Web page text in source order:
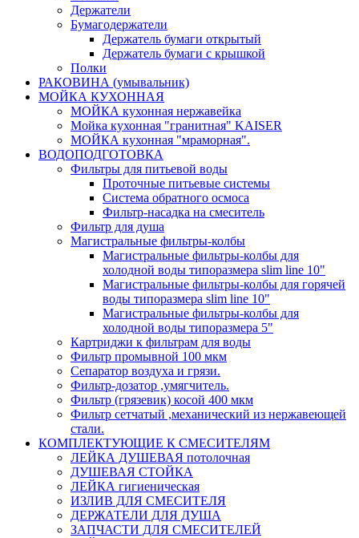
Держатели
Бумагодержатели
Держатель бумаги открытый
Держатель бумаги с крышкой
Полки
РАКОВИНА (умывальник)
МОЙКА КУХОННАЯ
МОЙКА кухонная нержавейка
Мойка кухонная "гранитная" KAISER
МОЙКА кухонная "мраморная".
ВОДОПОДГОТОВКА
Фильтры для питьевой воды
Проточные питьевые системы
Система обратного осмоса
Фильтр-насадка на смеситель
Фильтр для душа
Магистральные фильтры-колбы
Магистральные фильтры-колбы для
холодной воды типоразмера slim line 10"
Магистральные фильтры-колбы для горячей
воды типоразмера slim line 10"
Магистральные фильтры-колбы для
холодной воды типоразмера 5"
Картриджи к фильтрам для воды
Фильтр промывной 100 мкм
Сепаратор воздуха и грязи.
Фильтр-дозатор ,умягчитель.
Фильтр (грязевик) косой 400 мкм
Фильтр сетчатый ,механический из нержавеющей
стали.
КОМПЛЕКТУЮЩИЕ К СМЕСИТЕЛЯМ
ЛЕЙКА ДУШЕВАЯ потолочная
ДУШЕВАЯ СТОЙКА
ЛЕЙКА гигиеническая
ИЗЛИВ ДЛЯ СМЕСИТЕЛЯ
ДЕРЖАТЕЛИ ДЛЯ ДУША
ЗАПЧАСТИ ДЛЯ СМЕСИТЕЛЕЙ